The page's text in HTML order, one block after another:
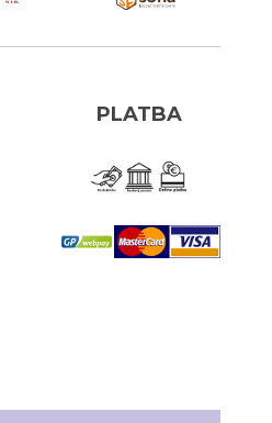
PLATBA